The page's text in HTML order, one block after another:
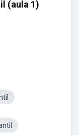
(aula 1)